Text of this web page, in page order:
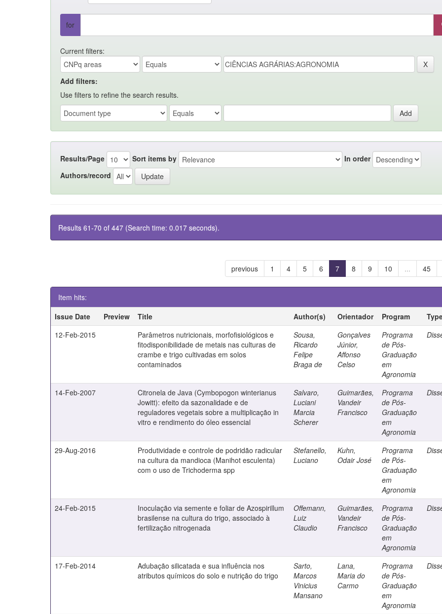
for
Current filters:
Add filters:
Use filters to refine the search results.
Results/Page Sort items by
In order
Authors/record
Results 61-70 of 447 (Search time: 0.017 seconds).
previous 1 4 5 6 7 8 9 10 ... 45
Item hits:
Issue Date
Preview Title Author(s) Orientador Program
12-Feb-2015
Parâmetros nutricionais, morfofisiológicos e
fitodisponibilidade de metais nas culturas de
crambe e trigo cultivadas em solos
contaminados
Sousa,
Ricardo
Felipe
Braga de
Gonçalves
Júnior,
Affonso
Celso
Programa
de Pós-
Graduação
em
Agronomia
14-Feb-2007
Citronela de Java (Cymbopogon winterianus
Jowitt): efeito da sazonalidade e de
reguladores vegetais sobre a multiplicação in
vitro e rendimento do óleo essencial
Salvaro,
Luciani
Marcia
Scherer
Guimarães,
Vandeir
Francisco
Programa
de Pós-
Graduação
em
Agronomia
29-Aug-2016
Produtividade e controle de podridão radicular
na cultura da mandioca (Manihot esculenta)
com o uso de Trichoderma spp
Stefanello,
Luciano
Kuhn,
Odair José
Programa
de Pós-
Graduação
em
Agronomia
24-Feb-2015
Inoculação via semente e foliar de Azospirillum
brasilense na cultura do trigo, associado à
fertilização nitrogenada
Offemann,
Luiz
Claudio
Guimarães,
Vandeir
Francisco
Programa
de Pós-
Graduação
em
Agronomia
17-Feb-2014
Adubação silicatada e sua influência nos
atributos químicos do solo e nutrição do trigo
Sarto,
Marcos
Vinicius
Mansano
Lana,
Maria do
Carmo
Programa
de Pós-
Graduação
em
Agronomia